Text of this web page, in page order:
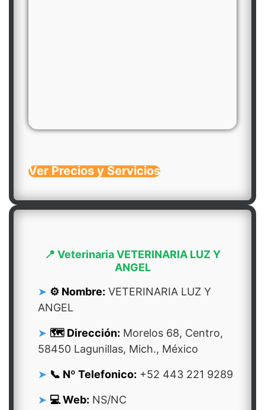
Ver Precios y Servicios
📍 Veterinaria VETERINARIA LUZ Y
ANGEL
⚙️ Nombre: VETERINARIA LUZ Y
ANGEL
🗺️ Dirección: Morelos 68, Centro,
58450 Lagunillas, Mich., México
📞 Nº Telefonico: +52 443 221 9289
💻 Web: NS/NC